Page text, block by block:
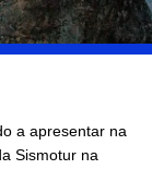
a apresentar na
Sismotur na